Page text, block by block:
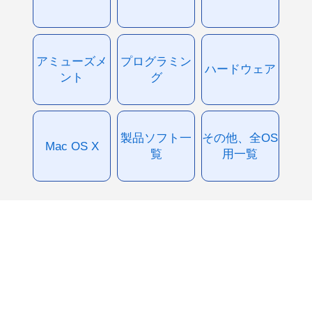
アミューズメ
ント
プログラミン
グ
ハードウェア
Mac OS X
製品ソフト一
覧
その他、全OS
用一覧